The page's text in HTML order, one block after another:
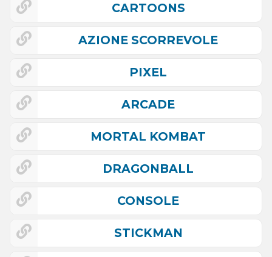
CARTOONS
AZIONE SCORREVOLE
PIXEL
ARCADE
MORTAL KOMBAT
DRAGONBALL
CONSOLE
STICKMAN